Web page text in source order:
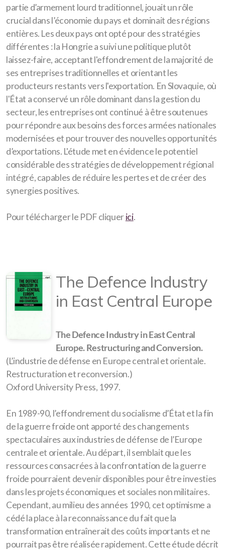
partie d’armement lourd traditionnel, jouait un rôle
crucial dans l’économie du pays et dominait des régions
entières. Les deux pays ont opté pour des stratégies
différentes : la Hongrie a suivi une politique plutôt
laissez-faire, acceptant l'effondrement de la majorité de
ses entreprises traditionnelles et orientant les
producteurs restants vers l'exportation. En Slovaquie, où
l'État a conservé un rôle dominant dans la gestion du
secteur, les entreprises ont continué à être soutenues
pour répondre aux besoins des forces armées nationales
modernisées et pour trouver des nouvelles opportunités
d’exportations. L'étude met en évidence le potentiel
considérable des stratégies de développement régional
intégré, capables de réduire les pertes et de créer des
synergies positives.
Pour télécharger le PDF cliquerici.
The Defence Industry
in East Central Europe
The Defence Industry in East Central
Europe. Restructuring and Conversion.
(L’industrie de défense en Europe central et orientale.
Restructuration et reconversion.)
Oxford University Press, 1997.
En 1989-90, l’effondrement du socialisme d’État et la fin
de la guerre froide ont apporté des changements
spectaculaires aux industries de défense de l’Europe
centrale et orientale. Au départ, il semblait que les
ressources consacrées à la confrontation de la guerre
froide pourraient devenir disponibles pour être investies
dans les projets économiques et sociales non militaires.
Cependant, au milieu des années 1990, cet optimisme a
cédé la place à la reconnaissance du fait que la
transformation entraînerait des coûts importants et ne
pourrait pas être réalisée rapidement. Cette étude décrit